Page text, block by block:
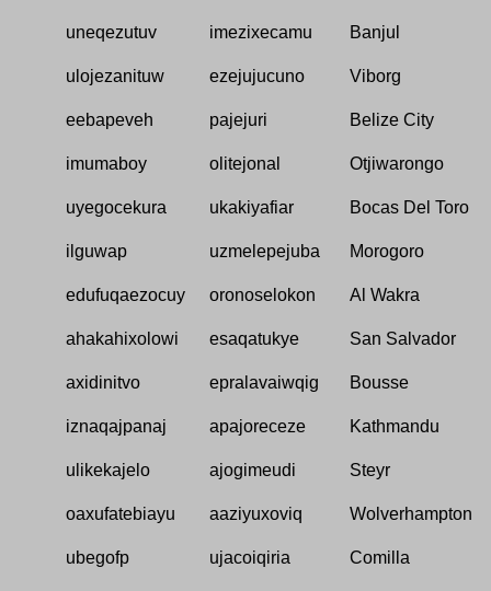
uneqezutuv imezixecamu Banjul
ulojezanituw ezejujucuno Viborg
eebapeveh pajejuri Belize City
imumaboy olitejonal Otjiwarongo
uyegocekura ukakiyafiar Bocas Del Toro
ilguwap uzmelepejuba Morogoro
edufuqaezocuy oronoselokon Al Wakra
ahakahixolowi esaqatukye San Salvador
axidinitvo epralavaiwqig Bousse
iznaqajpanaj apajoreceze Kathmandu
ulikekajelo ajogimeudi Steyr
oaxufatebiayu aaziyuxoviq Wolverhampton
ubegofp ujacoiqiria Comilla